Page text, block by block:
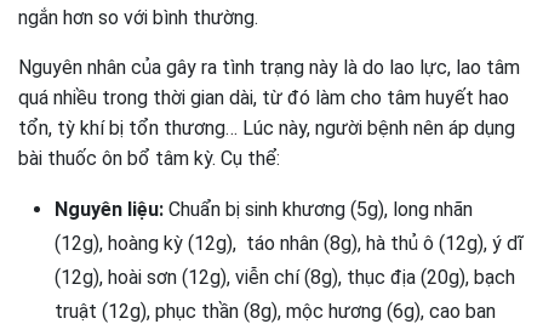
ngắn hơn so với bình thường.
Nguyên nhân của gây ra tình trạng này là do lao lực, lao tâm
quá nhiều trong thời gian dài, từ đó làm cho tâm huyết hao
tổn, tỳ khí bị tổn thương… Lúc này, người bệnh nên áp dụng
bài thuốc ôn bổ tâm kỳ. Cụ thể:
Nguyên liệu: Chuẩn bị sinh khương (5g), long nhãn
(12g), hoàng kỳ (12g), táo nhân (8g), hà thủ ô (12g), ý dĩ
(12g), hoài sơn (12g), viễn chí (8g), thục địa (20g), bạch
truật (12g), phục thần (8g), mộc hương (6g), cao ban